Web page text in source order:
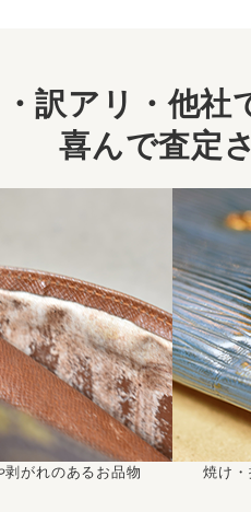
訳アリ・他社
喜んで査定
剥がれのあるお品物 焼け